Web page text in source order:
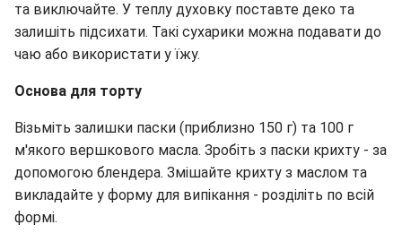
та виключайте. У теплу духовку поставте деко та
залишіть підсихати. Такі сухарики можна подавати до
чаю або використати у їжу.
Основа для торту
Візьміть залишки паски (приблизно 150 г) та 100 г
м'якого вершкового масла. Зробіть з паски крихту - за
допомогою блендера. Змішайте крихту з маслом та
викладайте у форму для випікання - розділіть по всій
формі.